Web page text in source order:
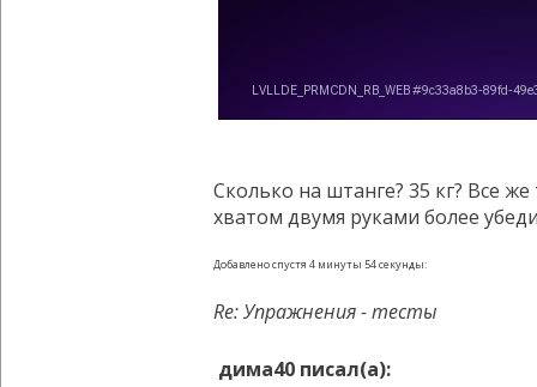
Сколько на штанге? 35 кг? Все
хватом двумя руками более
Добавлено спустя 4 минуты 54 секунды:
Re: Упражнения - тесты
дима40 писал(а):